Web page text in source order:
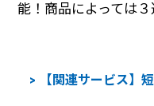
能！商品によっては３
【関連サービス】